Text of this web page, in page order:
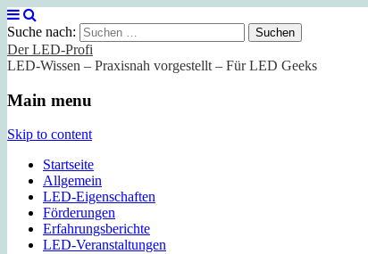
Suche nach:
Der LED-Profi
LED-Wissen – Praxisnah vorgestellt – Für LED Geeks
Main menu
Skip to content
Startseite
Allgemein
LED-Eigenschaften
Förderungen
Erfahrungsberichte
LED-Veranstaltungen